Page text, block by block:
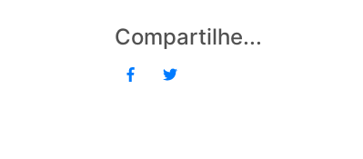
Compartilhe...